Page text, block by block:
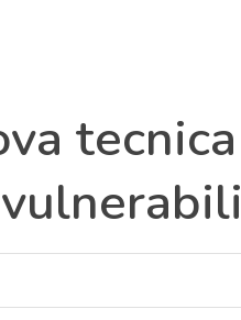
tecnica